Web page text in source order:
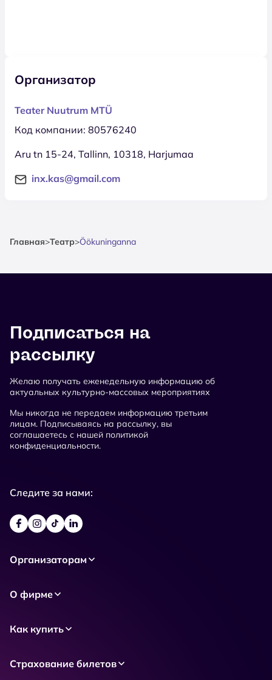
Организатор
Teater Nuutrum MTÜ
Код компании: 80576240
Aru tn 15-24, Tallinn, 10318, Harjumaa
inx.kas@gmail.com
Главная>Театр>Öökuninganna
Подписаться на
рассылку
Желаю получать еженедельную информацию об
актуальных культурно-массовых мероприятиях
Мы никогда не передаем информацию третьим
лицам. Подписываясь на рассылку, вы
соглашаетесь с нашей политикой
конфиденциальности.
Следите за нами:
Организаторам
О фирме
Как купить
Страхование билетов